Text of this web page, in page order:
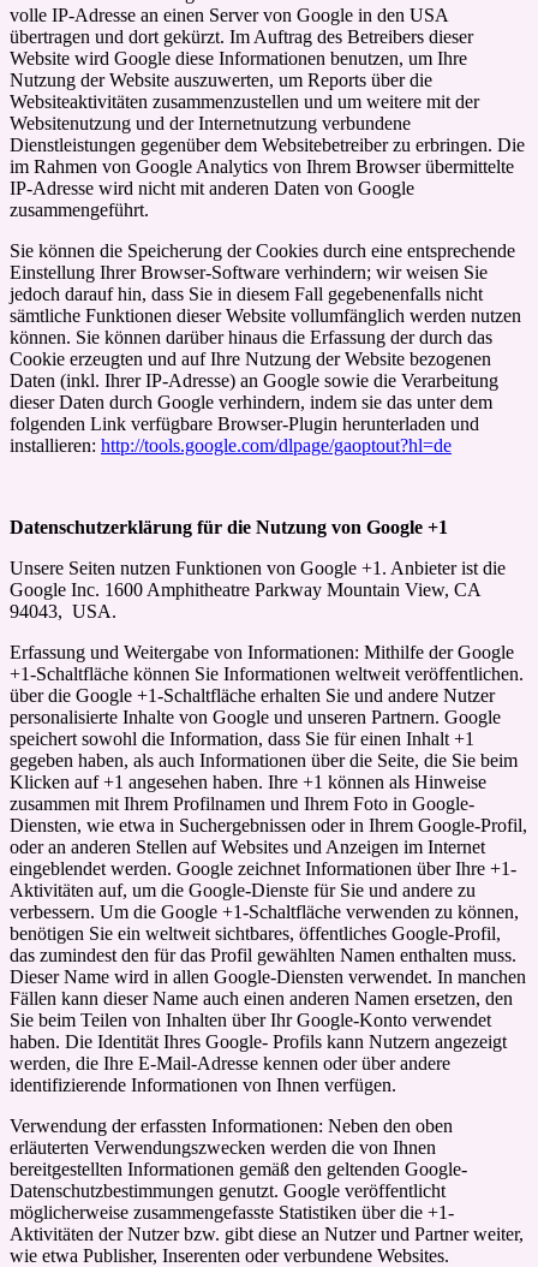
volle IP-Adresse an einen Server von Google in den USA
übertragen und dort gekürzt. Im Auftrag des Betreibers dieser
Website wird Google diese Informationen benutzen, um Ihre
Nutzung der Website auszuwerten, um Reports über die
Websiteaktivitäten zusammenzustellen und um weitere mit der
Websitenutzung und der Internetnutzung verbundene
Dienstleistungen gegenüber dem Websitebetreiber zu erbringen. Die
im Rahmen von Google Analytics von Ihrem Browser übermittelte
IP-Adresse wird nicht mit anderen Daten von Google
zusammengeführt.
Sie können die Speicherung der Cookies durch eine entsprechende
Einstellung Ihrer Browser-Software verhindern; wir weisen Sie
jedoch darauf hin, dass Sie in diesem Fall gegebenenfalls nicht
sämtliche Funktionen dieser Website vollumfänglich werden nutzen
können. Sie können darüber hinaus die Erfassung der durch das
Cookie erzeugten und auf Ihre Nutzung der Website bezogenen
Daten (inkl. Ihrer IP-Adresse) an Google sowie die Verarbeitung
dieser Daten durch Google verhindern, indem sie das unter dem
folgenden Link verfügbare Browser-Plugin herunterladen und
installieren: http://tools.google.com/dlpage/gaoptout?hl=de
Datenschutzerklärung für die Nutzung von Google +1
Unsere Seiten nutzen Funktionen von Google +1. Anbieter ist die
Google Inc. 1600 Amphitheatre Parkway Mountain View, CA
94043, USA.
Erfassung und Weitergabe von Informationen: Mithilfe der Google
+1-Schaltfläche können Sie Informationen weltweit veröffentlichen.
über die Google +1-Schaltfläche erhalten Sie und andere Nutzer
personalisierte Inhalte von Google und unseren Partnern. Google
speichert sowohl die Information, dass Sie für einen Inhalt +1
gegeben haben, als auch Informationen über die Seite, die Sie beim
Klicken auf +1 angesehen haben. Ihre +1 können als Hinweise
zusammen mit Ihrem Profilnamen und Ihrem Foto in Google-
Diensten, wie etwa in Suchergebnissen oder in Ihrem Google-Profil,
oder an anderen Stellen auf Websites und Anzeigen im Internet
eingeblendet werden. Google zeichnet Informationen über Ihre +1-
Aktivitäten auf, um die Google-Dienste für Sie und andere zu
verbessern. Um die Google +1-Schaltfläche verwenden zu können,
benötigen Sie ein weltweit sichtbares, öffentliches Google-Profil,
das zumindest den für das Profil gewählten Namen enthalten muss.
Dieser Name wird in allen Google-Diensten verwendet. In manchen
Fällen kann dieser Name auch einen anderen Namen ersetzen, den
Sie beim Teilen von Inhalten über Ihr Google-Konto verwendet
haben. Die Identität Ihres Google- Profils kann Nutzern angezeigt
werden, die Ihre E-Mail-Adresse kennen oder über andere
identifizierende Informationen von Ihnen verfügen.
Verwendung der erfassten Informationen: Neben den oben
erläuterten Verwendungszwecken werden die von Ihnen
bereitgestellten Informationen gemäß den geltenden Google-
Datenschutzbestimmungen genutzt. Google veröffentlicht
möglicherweise zusammengefasste Statistiken über die +1-
Aktivitäten der Nutzer bzw. gibt diese an Nutzer und Partner weiter,
wie etwa Publisher, Inserenten oder verbundene Websites.